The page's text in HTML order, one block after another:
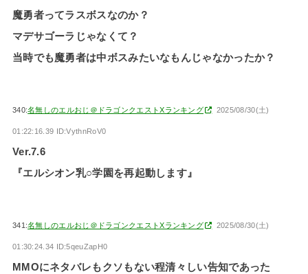
魔勇者ってラスボスなのか？
マデサゴーラじゃなくて？
当時でも魔勇者は中ボスみたいなもんじゃなかったか？
340:名無しのエルおじ＠ドラゴンクエストXランキング 2025/08/30(土)
01:22:16.39 ID:VythnRoV0
Ver.7.6
『エルシオン乳○学園を再起動します』
341:名無しのエルおじ＠ドラゴンクエストXランキング 2025/08/30(土)
01:30:24.34 ID:5qeuZapH0
MMOにネタバレもクソもない程清々しい告知であった